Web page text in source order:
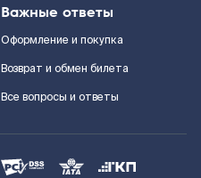
Важные ответы
Оформление и покупка
Возврат и обмен билета
Все вопросы и ответы